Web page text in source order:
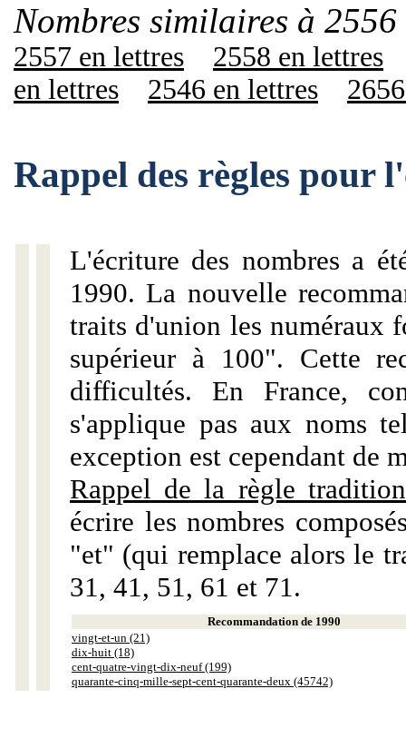
Nombres similaires à
2557 en lettres
2558 en lettres
en lettres
2546 en lettres
Rappel des règles pour
L'écriture des nombres a
1990. La nouvelle
traits d'union les numéraux
supérieur à 100". Cette
difficultés. En France,
s'applique pas aux noms
exception est cependant de
Rappel de la règle
écrire les nombres
"et" (qui remplace alors le
31, 41, 51, 61 et 71.
Recommandation de 1990
vingt-et-un (21)
dix-huit (18)
cent-quatre-vingt-dix-neuf (199)
quarante-cinq-mille-sept-cent-quarante-deux (45742)